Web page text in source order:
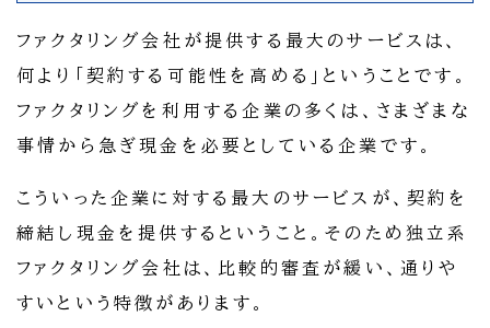
ファクタリング会社が提供する最大のサービスは、
何より「契約する可能性を高める」ということです。
ファクタリングを利用する企業の多くは、さまざまな
事情から急ぎ現金を必要としている企業です。
こういった企業に対する最大のサービスが、契約を
締結し現金を提供するということ。そのため独立系
ファクタリング会社は、比較的審査が緩い、通りや
すいという特徴があります。